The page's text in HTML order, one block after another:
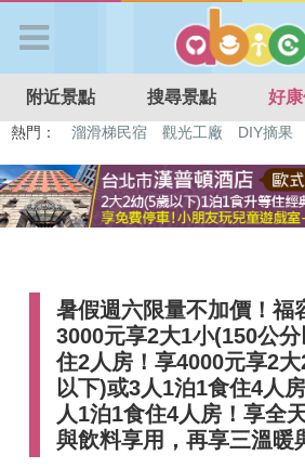
APP登入
首 頁
好康優惠
最新消息
最新留言
附近景點 搜尋景點 好
熱門： 特色遊戲場 親子住房優惠 台北
暑假週六限量不加價！福
3000元享2大1小(150公
住2人房！享4000元享2
以下)或3人1泊1食住4人
人1泊1食住4人房！享全
與飲料享用，再享三溫暖